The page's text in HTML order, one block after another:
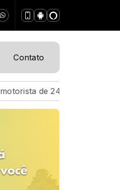
Contato
Acidente na BR-101 deixa